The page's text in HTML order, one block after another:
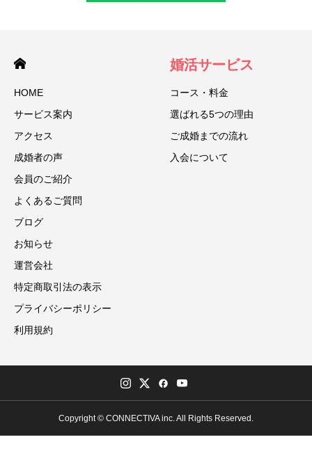
HOME
サービス案内
アクセス
成婚者の声
会員のご紹介
よくあるご質問
ブログ
お知らせ
運営会社
特定商取引法の表示
プライバシーポリシー
利用規約
婚活サービス
コース・料金
選ばれる5つの理由
ご成婚までの流れ
入会について
Copyright © CONNECTIVA inc. All Rights Reserved.